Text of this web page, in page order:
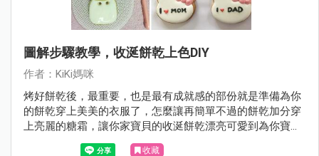
圖解步驟教學，收涎餅乾上色DIY
作者：KiKi媽咪
烤好餅乾後，最重要，也是最有成就感的部份就是準備為你
的餅乾穿上美美的衣服了，怎麼讓再簡單不過的餅乾加分穿
上亮麗的糖霜，讓你家寶貝的收涎餅乾漂亮可愛到為你寶寶
收涎儀式大大加分。
收藏